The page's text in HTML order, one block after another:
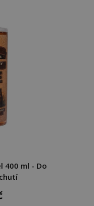
400 ml - Do